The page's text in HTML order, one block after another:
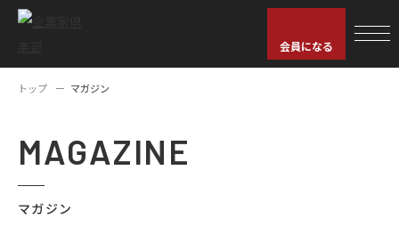
会員になる
トップ マガジン
MAGAZINE
マガジン